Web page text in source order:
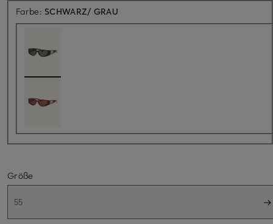
Farbe: SCHWARZ/ GRAU
Größe
55